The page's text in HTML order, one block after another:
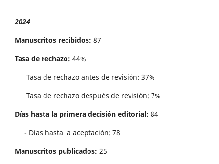
2024
Manuscritos recibidos: 87
Tasa de rechazo: 44%
Tasa de rechazo antes de revisi´on: 37%
Tasa de rechazo después de revisión: 7%
Días hasta la primera decisión editorial: 84
- Días hasta la aceptación: 78
Manuscritos publicados: 25